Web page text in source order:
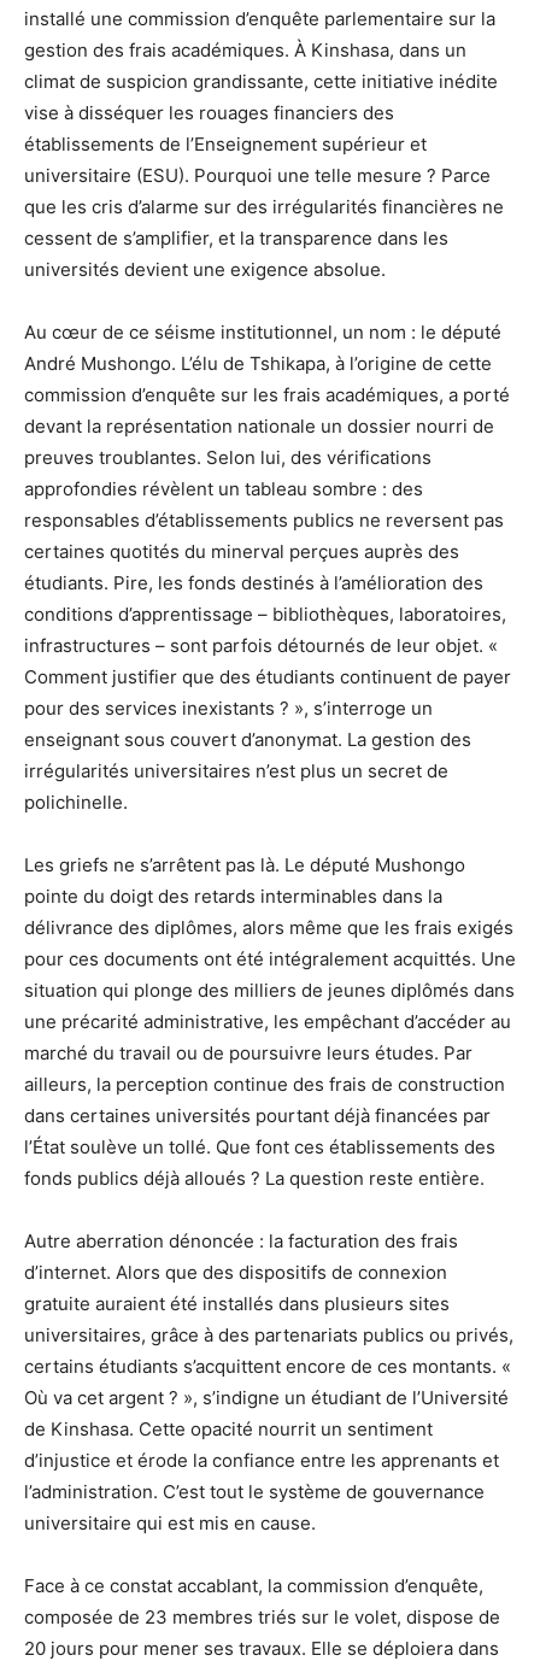
installé une commission d’enquête parlementaire sur la
gestion des frais académiques. À Kinshasa, dans un
climat de suspicion grandissante, cette initiative inédite
vise à disséquer les rouages financiers des
établissements de l’Enseignement supérieur et
universitaire (ESU). Pourquoi une telle mesure ? Parce
que les cris d’alarme sur des irrégularités financières ne
cessent de s’amplifier, et la transparence dans les
universités devient une exigence absolue.
Au cœur de ce séisme institutionnel, un nom : le député
André Mushongo. L’élu de Tshikapa, à l’origine de cette
commission d’enquête sur les frais académiques, a porté
devant la représentation nationale un dossier nourri de
preuves troublantes. Selon lui, des vérifications
approfondies révèlent un tableau sombre : des
responsables d’établissements publics ne reversent pas
certaines quotités du minerval perçues auprès des
étudiants. Pire, les fonds destinés à l’amélioration des
conditions d’apprentissage – bibliothèques, laboratoires,
infrastructures – sont parfois détournés de leur objet. «
Comment justifier que des étudiants continuent de payer
pour des services inexistants ? », s’interroge un
enseignant sous couvert d’anonymat. La gestion des
irrégularités universitaires n’est plus un secret de
polichinelle.
Les griefs ne s’arrêtent pas là. Le député Mushongo
pointe du doigt des retards interminables dans la
délivrance des diplômes, alors même que les frais exigés
pour ces documents ont été intégralement acquittés. Une
situation qui plonge des milliers de jeunes diplômés dans
une précarité administrative, les empêchant d’accéder au
marché du travail ou de poursuivre leurs études. Par
ailleurs, la perception continue des frais de construction
dans certaines universités pourtant déjà financées par
l’État soulève un tollé. Que font ces établissements des
fonds publics déjà alloués ? La question reste entière.
Autre aberration dénoncée : la facturation des frais
d’internet. Alors que des dispositifs de connexion
gratuite auraient été installés dans plusieurs sites
universitaires, grâce à des partenariats publics ou privés,
certains étudiants s’acquittent encore de ces montants. «
Où va cet argent ? », s’indigne un étudiant de l’Université
de Kinshasa. Cette opacité nourrit un sentiment
d’injustice et érode la confiance entre les apprenants et
l’administration. C’est tout le système de gouvernance
universitaire qui est mis en cause.
Face à ce constat accablant, la commission d’enquête,
composée de 23 membres triés sur le volet, dispose de
20 jours pour mener ses travaux. Elle se déploiera dans